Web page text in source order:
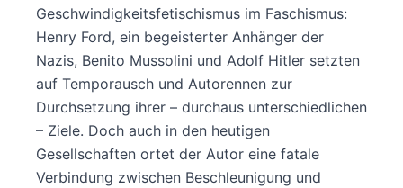
Geschwindigkeitsfetischismus im Faschismus:
Henry Ford, ein begeisterter Anhänger der
Nazis, Benito Mussolini und Adolf Hitler setzten
auf Temporausch und Autorennen zur
Durchsetzung ihrer – durchaus unterschiedlichen
– Ziele. Doch auch in den heutigen
Gesellschaften ortet der Autor eine fatale
Verbindung zwischen Beschleunigung und